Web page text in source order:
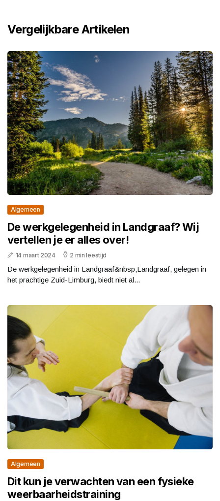
Vergelijkbare Artikelen
Algemeen
De werkgelegenheid in Landgraaf? Wij
vertellen je er alles over!
14 maart 2024 2 min leestijd
De werkgelegenheid in Landgraaf&nbsp;Landgraaf, gelegen in
het prachtige Zuid-Limburg, biedt niet al...
Algemeen
Dit kun je verwachten van een fysieke
weerbaarheidstraining